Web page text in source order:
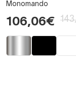
Monomando
106,06€